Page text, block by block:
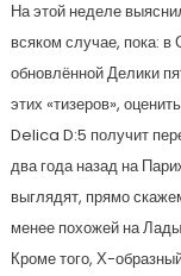
На этой неделе
всяком случае, пока:
обновлённой Делики
этих «тизеров»,
Delica D:5 получит
два года назад на
выглядят, прямо
менее похожей на
Кроме того, Х-